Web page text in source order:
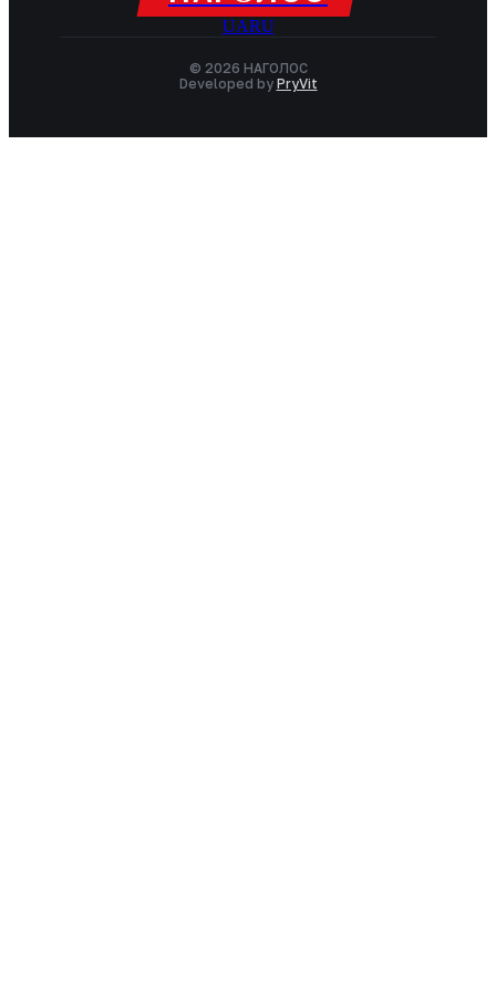
UARU
© 2026 НАГОЛОC
Developed by PryVit